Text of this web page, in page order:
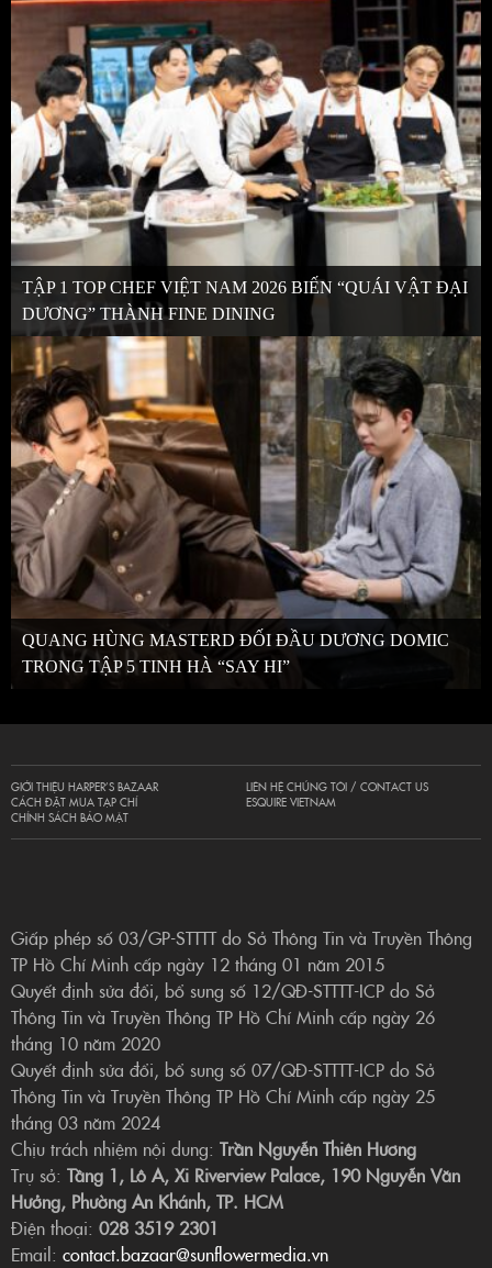
TẬP 1 TOP CHEF VIỆT NAM 2026 BIẾN “QUÁI VẬT ĐẠI
DƯƠNG” THÀNH FINE DINING
QUANG HÙNG MASTERD ĐỐI ĐẦU DƯƠNG DOMIC
TRONG TẬP 5 TINH HÀ “SAY HI”
GIỚI THIỆU HARPER’S BAZAAR
CÁCH ĐẶT MUA TẠP CHÍ
CHÍNH SÁCH BẢO MẬT
LIÊN HỆ CHÚNG TÔI / CONTACT US
ESQUIRE VIETNAM
Giấp phép số 03/GP-STTTT do Sở Thông Tin và Truyền Thông
TP Hồ Chí Minh cấp ngày 12 tháng 01 năm 2015
Quyết định sửa đổi, bổ sung số 12/QĐ-STTTT-ICP do Sở
Thông Tin và Truyền Thông TP Hồ Chí Minh cấp ngày 26
tháng 10 năm 2020
Quyết định sửa đổi, bổ sung số 07/QĐ-STTTT-ICP do Sở
Thông Tin và Truyền Thông TP Hồ Chí Minh cấp ngày 25
tháng 03 năm 2024
Chịu trách nhiệm nội dung: Trần Nguyễn Thiên Hương
Trụ sở: Tầng 1, Lô A, Xi Riverview Palace, 190 Nguyễn Văn
Hưởng, Phường An Khánh, TP. HCM
Điện thoại: 028 3519 2301
Email: contact.bazaar@sunflowermedia.vn